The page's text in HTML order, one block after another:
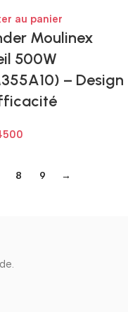
au panier
Moulinex
500W
– Design
8 9 →